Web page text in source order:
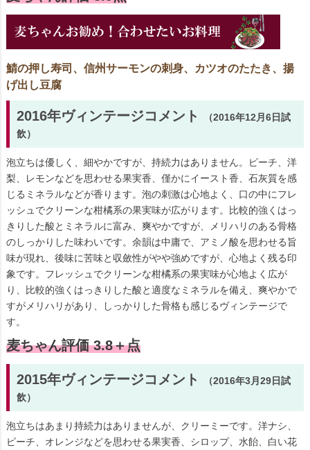
鯖の押し寿司、信州サーモンの刺身、カツオのたたき、揚
げ出し豆腐
2016年ヴィンテージコメント
（2016年12月6日試
飲）
泡立ちは優しく、細やかですが、持続力はありません。ピーチ、洋
梨、レモンなどを思わせる果実香、僅かにイースト香、石灰質を感
じるミネラルなどが香ります。泡の刺激は心地よく、口の中にフレ
ッシュでクリーンな柑橘系の果実味が広がります。比較的強くはっ
きりした酸とミネラルに富み、爽やかですが、メリハリのある骨格
のしっかりした味わいです。余韻は中庸で、アミノ酸を思わせる旨
味が現れ、後味に苦味と収斂性がやや強めですが、心地よく残る印
象です。フレッシュでクリーンな柑橘系の果実味が心地よく広が
り、比較的強くはっきりした酸と適度なミネラルを備え、爽やかで
すがメリハリがあり、しっかりした骨格も感じるヴィンテージで
す。
麦ちゃん評価 3.8＋点
2015年ヴィンテージコメント
（2016年3月29日試
飲）
泡立ちはあまり持続力はありませんが、クリーミーです。洋ナシ、
ピーチ、オレンジなどを思わせる果実香、シロップ、水飴、白い花